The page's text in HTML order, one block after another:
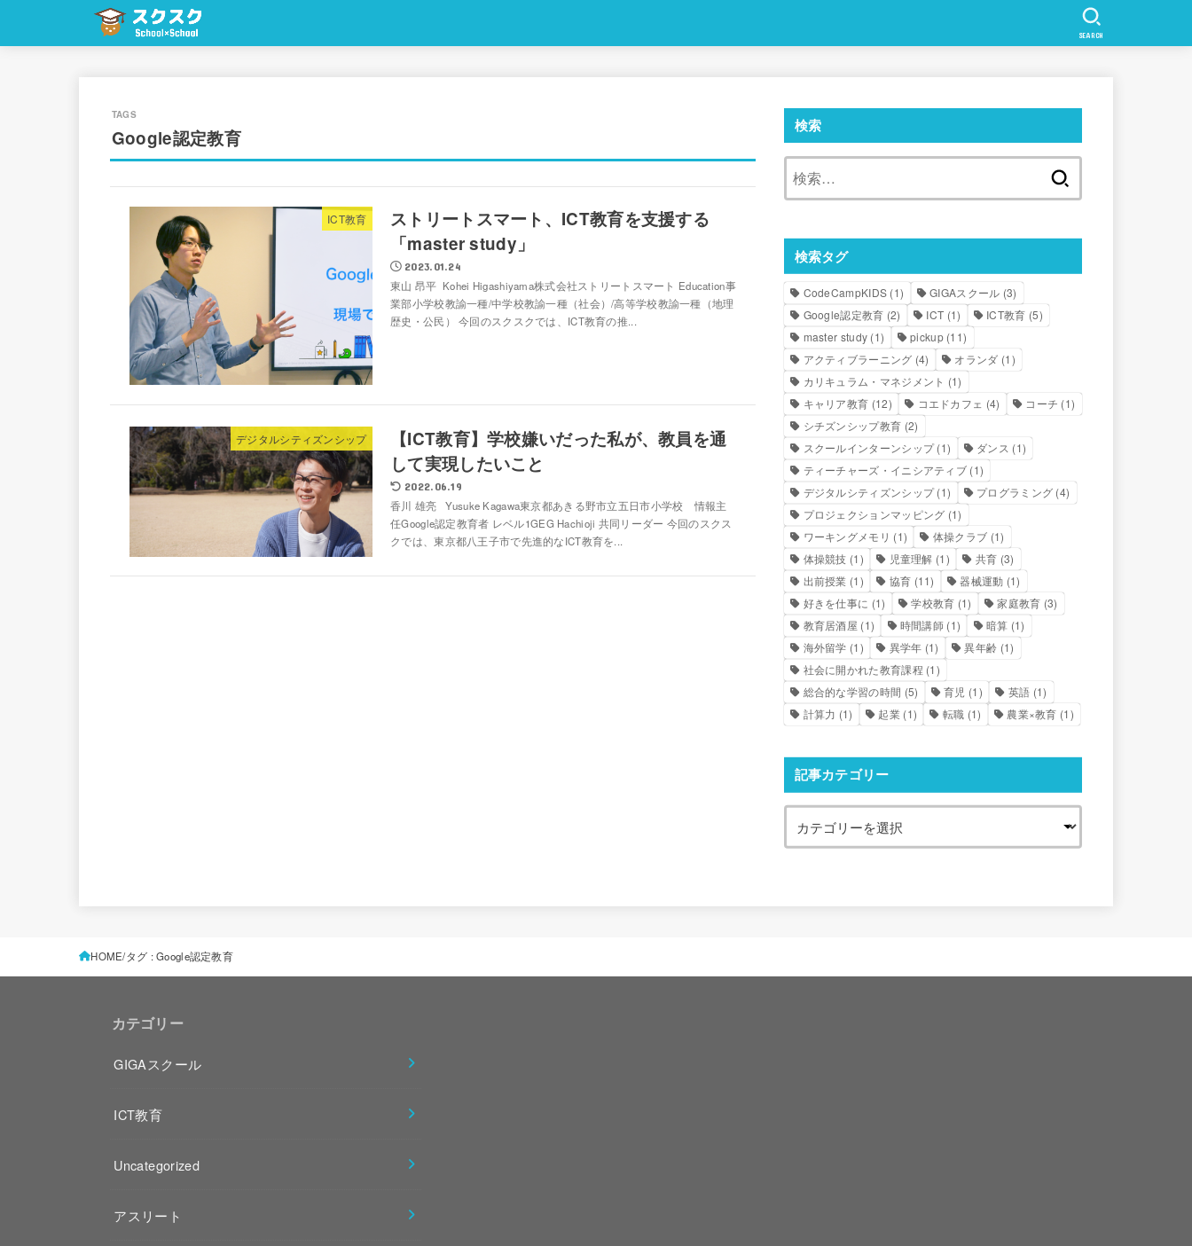
SEARCH
Google認定教育
ICT教育
ストリートスマート、ICT教育を支援する
「master study」
2023.01.24
東山 昂平 Kohei Higashiyama株式会社ストリートスマート Education事
業部小学校教諭一種/中学校教諭一種（社会）/高等学校教諭一種（地理
歴史・公民） 今回のスクスクでは、ICT教育の推...
デジタルシティズンシップ
【ICT教育】学校嫌いだった私が、教員を通
して実現したいこと
2022.06.19
香川 雄亮 Yusuke Kagawa東京都あきる野市立五日市小学校 情報主
任Google認定教育者 レベル1GEG Hachioji 共同リーダー 今回のスクス
クでは、東京都八王子市で先進的なICT教育を...
検索
検索タグ
CodeCampKIDS (1) GIGAスクール (3)
Google認定教育 (2) ICT (1) ICT教育 (5)
master study (1) pickup(11)
アクティブラーニング (4) オランダ (1)
カリキュラム・マネジメント (1)
キャリア教育 (12) コエドカフェ (4) コーチ (1)
シチズンシップ教育 (2)
スクールインターンシップ(1) ダンス (1)
ティーチャーズ・イニシアティブ (1)
デジタルシティズンシップ(1) プログラミング (4)
プロジェクションマッピング (1)
ワーキングメモリ (1) 体操クラブ (1)
体操競技 (1) 児童理解 (1) 共育 (3)
出前授業 (1) 協育 (11) 器械運動 (1)
好きを仕事に (1) 学校教育 (1) 家庭教育 (3)
教育居酒屋 (1) 時間講師 (1) 暗算 (1)
海外留学 (1) 異学年 (1) 異年齢 (1)
社会に開かれた教育課程 (1)
総合的な学習の時間 (5) 育児 (1) 英語 (1)
計算力 (1) 起業(1) 転職 (1) 農業×教育 (1)
記事カテゴリー
HOME タグ : Google認定教育
カテゴリー
GIGAスクール
ICT教育
Uncategorized
アスリート